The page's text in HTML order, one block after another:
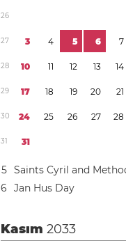
26
27 3 4 5 6 7
28 10 11 12 13 14
29 17 18 19 20 21
30 24 25 26 27 28
31 31
5 Saints Cyril and
6
Jan Hus Day
Kasım2033